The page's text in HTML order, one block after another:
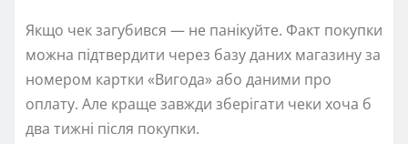
Якщо чек загубився — не панікуйте. Факт покупки
можна підтвердити через базу даних магазину за
номером картки «Вигода» або даними про
оплату. Але краще завжди зберігати чеки хоча б
два тижні після покупки.